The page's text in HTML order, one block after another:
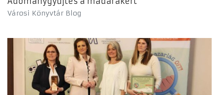
Városi Könyvtár Blog